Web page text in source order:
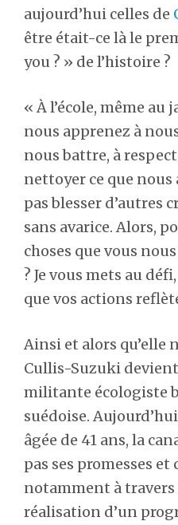
aujourd’hui celles de
être était-ce là le
you ? » de l’histoire ?
« À l’école, même au
nous apprenez à
nous battre, à
nettoyer ce que nous
pas blesser d’autres
sans avarice. Alors,
choses que vous
? Je vous mets au
que vos actions
Ainsi et alors qu’elle
Cullis-Suzuki
militante écologiste
suédoise.
âgée de 41 ans, la
pas ses promesses
notamment à
réalisation d’un